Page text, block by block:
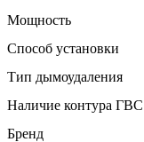
Мощность
Способ установки
Тип дымоудаления
Наличие контура ГВС
Бренд